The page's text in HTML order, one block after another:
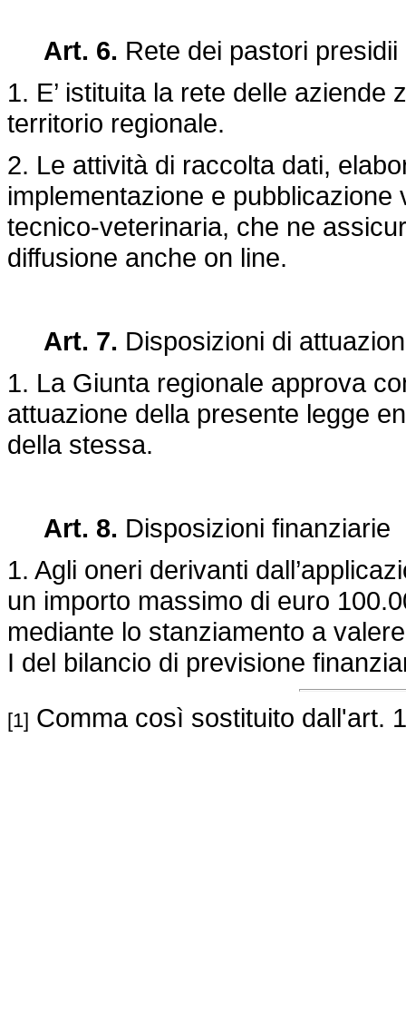
Art. 6. Rete dei pastori
1. E’ istituita la rete delle
territorio regionale.
2. Le attività di raccolta dati,
implementazione e
tecnico-veterinaria, che ne
diffusione anche on line.
Art. 7. Disposizioni di
1. La Giunta regionale approva
attuazione della presente legge
della stessa.
Art. 8. Disposizioni finanziarie
1. Agli oneri derivanti
un importo massimo di euro
mediante lo stanziamento a
I del bilancio di previsione
[1] Comma così sostituito dall'art.